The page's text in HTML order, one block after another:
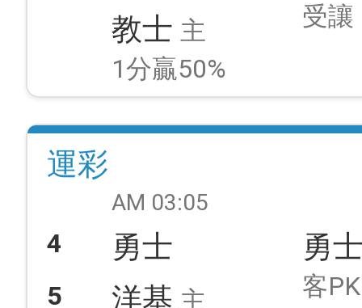
教士 主
1分贏50%
受讓
運彩
AM 03:05
4 勇士
5 洋基 主
勇
客PK